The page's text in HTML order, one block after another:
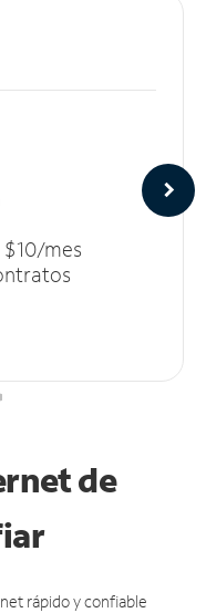
mes
de
rápido y confiable